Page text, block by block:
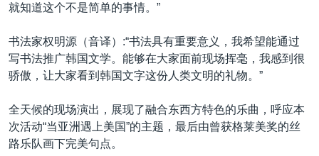
就知道这个不是简单的事情。”
书法家权明源（音译）:“书法具有重要意义，我希望能通过
写书法推广韩国文学。能够在大家面前现场挥毫，我感到很
骄傲，让大家看到韩国文字这份人类文明的礼物。”
全天候的现场演出，展现了融合东西方特色的乐曲，呼应本
次活动“当亚洲遇上美国”的主题，最后由曾获格莱美奖的丝
路乐队画下完美句点。